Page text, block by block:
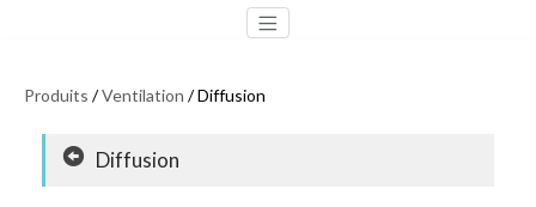
Produits /Ventilation / Diffusion
Diffusion